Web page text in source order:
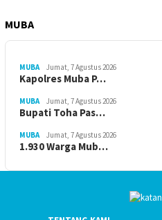
MUBA
MUBA Jumat, 7 Agustus 2026
Kapolres Muba P…
MUBA Jumat, 7 Agustus 2026
Bupati Toha Pas…
MUBA Jumat, 7 Agustus 2026
1.930 Warga Mub…